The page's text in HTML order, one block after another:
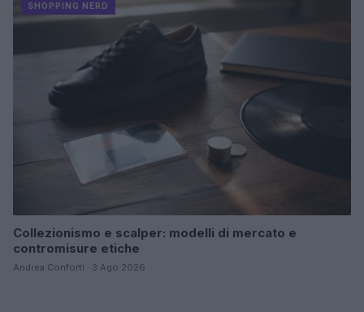
SHOPPING NERD
Collezionismo e scalper: modelli di mercato e
contromisure etiche
Andrea Conforti · 3 Ago 2026